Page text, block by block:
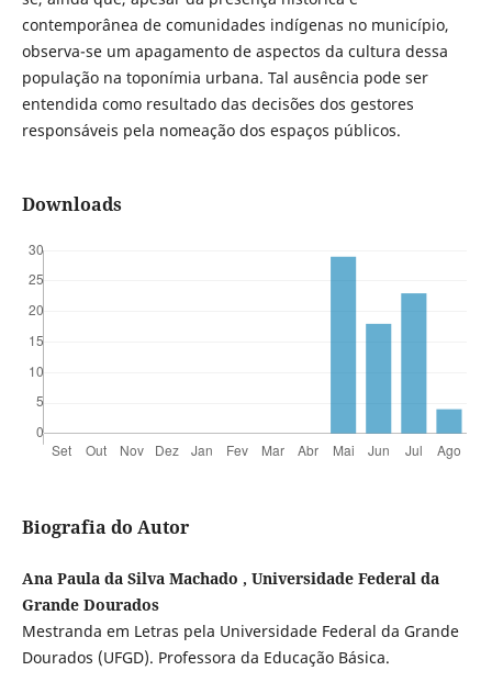
contemporânea de comunidades indígenas no município,
observa-se um apagamento de aspectos da cultura dessa
população na toponímia urbana. Tal ausência pode ser
entendida como resultado das decisões dos gestores
responsáveis pela nomeação dos espaços públicos.
Downloads
Biografia do Autor
Ana Paula da Silva Machado , Universidade Federal da
Grande Dourados
Mestranda em Letras pela Universidade Federal da Grande
Dourados (UFGD). Professora da Educação Básica.